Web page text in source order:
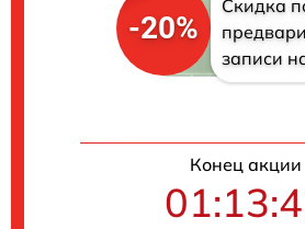
-20%
Скидка
записи
Конец акции